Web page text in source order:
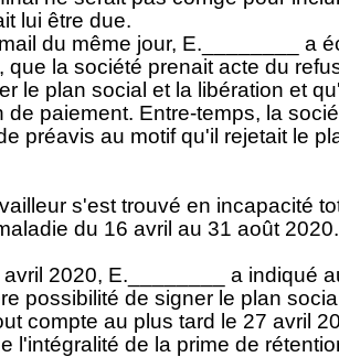
lui être due.
du même jour, E.________ a
que la société prenait acte du
le plan social et la libération et
de paiement. Entre-temps, la
préavis au motif qu'il rejetait le
s'est trouvé en incapacité
du 16 avril au 31 août
avril 2020, E.________ a indiqué
possibilité de signer le plan
compte au plus tard le 27 avril
l'intégralité de la prime de